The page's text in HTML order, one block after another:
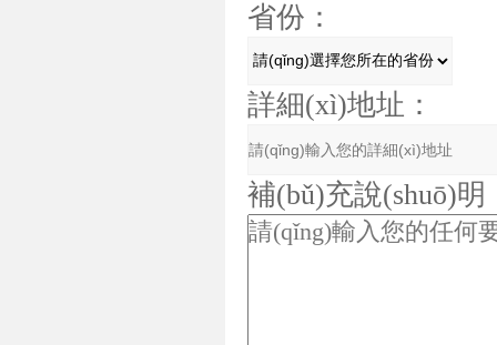
省份：
詳細(xì)地址：
補(bǔ)充說(shuō)明